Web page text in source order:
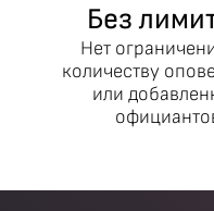
Без
Нет
количеству
или